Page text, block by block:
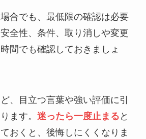
合でも、最低限の確認は必要
全性、条件、取り消しや変更
間でも確認しておきましょ
、目立つ言葉や強い評価に引
ます。 迷ったら一度止まる と
おくと、後悔しにくくなりま